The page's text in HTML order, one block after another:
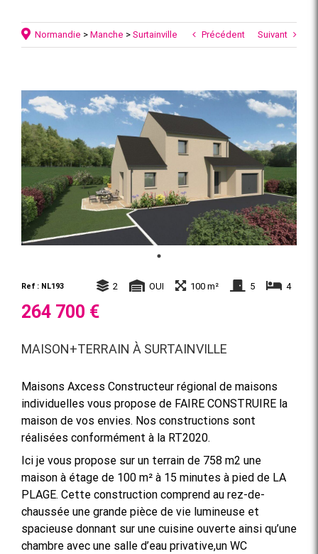
Normandie > Manche > Surtainville Précédent Suivant
Ref : NL193 2 OUI 100 m² 5 4
264 700 €
MAISON+TERRAIN À SURTAINVILLE
Maisons Axcess Constructeur régional de maisons
individuelles vous propose de FAIRE CONSTRUIRE la
maison de vos envies. Nos constructions sont
réalisées conformément à la RT2020.
Ici je vous propose sur un terrain de 758 m2 une
maison à étage de 100 m² à 15 minutes à pied de LA
PLAGE. Cette construction comprend au rez-de-
chaussée une grande pièce de vie lumineuse et
spacieuse donnant sur une cuisine ouverte ainsi qu’une
chambre avec une salle d’eau privative,un WC